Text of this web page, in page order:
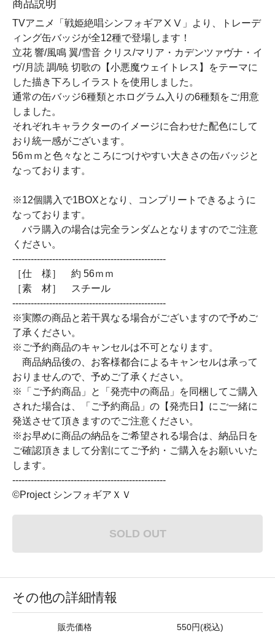
商品説明
TVアニメ「戦姫絶唱シンフォギアⅩⅤ」より、トレーデ
ィング缶バッジが全12種で登場します！
立花 響/風鳴 翼/雪音 クリス/マリア・カデンツァヴナ・イ
ヴ/月読 調/暁 切歌の【小悪魔ウェイトレス】をテーマに
した描き下ろしイラストを使用しました。
通常の缶バッジ6種類とホログラム入りの6種類をご用意
しました。
それぞれキャラクターのイメージに合わせた配色にして
おり統一感がございます。
56ｍｍと色々なところにつけやすい大きさの缶バッジと
なっております。
※12個購入で1BOXとなり、コンプリートできるように
なっております。
バラ購入の場合は完全ランダムとなりますのでご注意
ください。
--------------------------------------------------
［仕 様］ 約 56ｍｍ
［素 材］ スチール
--------------------------------------------------
※実際の商品と若干異なる場合がございますので予めご
了承ください。
※ご予約商品のキャンセルは不可となります。
商品納品後の、お客様都合によるキャンセルは承って
おりませんので、予めご了承ください。
※「ご予約商品」と「発売中の商品」を同梱してご購入
された場合は、「ご予約商品」の【発売日】にご一緒に
発送させて頂きますのでご注意ください。
※お早めに商品の納品をご希望される場合は、納品日を
ご確認頂きまして分割にてご予約・ご購入をお願いいた
します。
--------------------------------------------------
©Project シンフォギアＸＶ
SOLD OUT
その他の詳細情報
販売価格 550円(税込)